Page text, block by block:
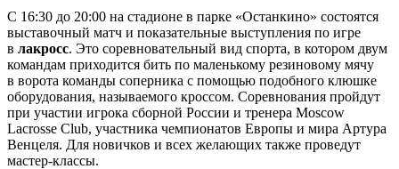
С 16:30 до 20:00 на стадионе в парке «Останкино» состоятся
выставочный матч и показательные выступления по игре
в лакросс. Это соревновательный вид спорта, в котором двум
командам приходится бить по маленькому резиновому мячу
в ворота команды соперника с помощью подобного клюшке
оборудования, называемого кроссом. Соревнования пройдут
при участии игрока сборной России и тренера Moscow
Lacrosse Club, участника чемпионатов Европы и мира Артура
Венцеля. Для новичков и всех желающих также проведут
мастер-классы.